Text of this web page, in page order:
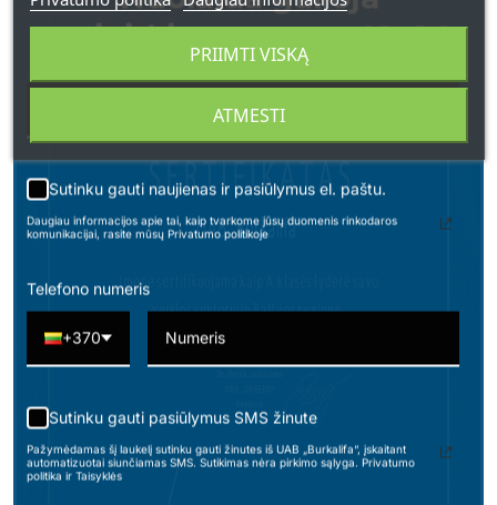
ATMESTI
PRIIMTI VISKĄ
apsipirkimams nuo 49 € !
Sutinku gauti naujienas ir pasiūlymus el. paštu.
Daugiau informacijos apie tai, kaip tvarkome jūsų duomenis rinkodaros
komunikacijai, rasite mūsų Privatumo politikoje
Telefono numeris
+370
Sutinku gauti pasiūlymus SMS žinute
Pažymėdamas šį laukelį sutinku gauti žinutes iš UAB „Burkalifa“, įskaitant
automatizuotai siunčiamas SMS. Sutikimas nėra pirkimo sąlyga. Privatumo
politika ir Taisyklės